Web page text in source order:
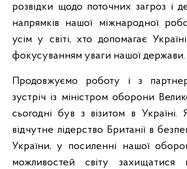
розвідки щодо поточних загроз і
напрямків нашої міжнародної
усім у світі, хто допомагає
фокусуванням уваги нашої держави.
Продовжуємо роботу і з
зустріч із міністром оборони
сьогодні був з візитом в Україні.
відчутне лідерство Британії в
України, у посиленні нашої
можливостей світу захищатися